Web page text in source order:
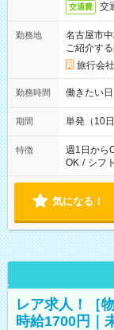
交通費 交
勤務地
名古屋市
ご紹介す
旅行会社
勤務時間 働きたい
期間 単発（10
特徴 週1日から
OK / シフ
気になる！
レア求人！［
時給1700円｜